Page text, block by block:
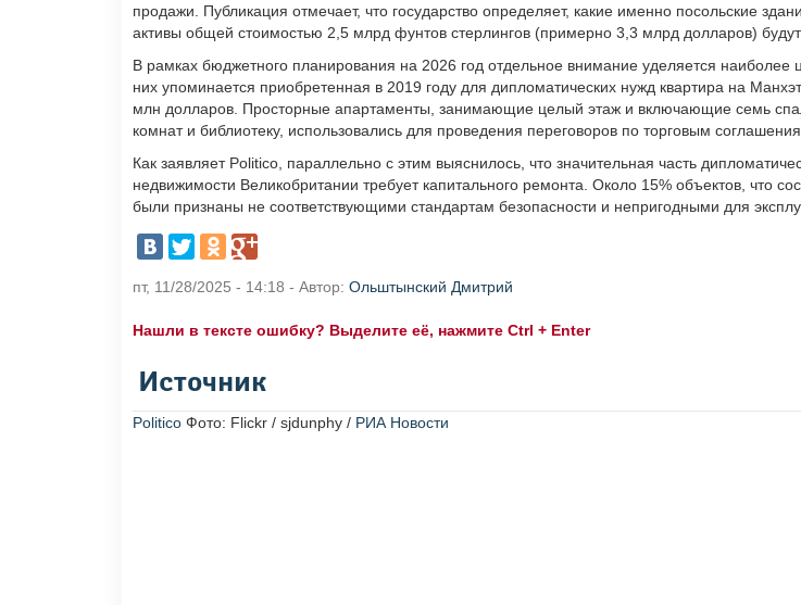
продажи. Публикация отмечает, что государство определяет, какие именно посольские
активы общей стоимостью 2,5 млрд фунтов стерлингов (примерно 3,3 млрд долларов) будут
В рамках бюджетного планирования на 2026 год отдельное внимание уделяется
них упоминается приобретенная в 2019 году для дипломатических нужд квартира на
млн долларов. Просторные апартаменты, занимающие целый этаж и включающие семь
комнат и библиотеку, использовались для проведения переговоров по торговым
Как заявляет Politico, параллельно с этим выяснилось, что значительная часть
недвижимости Великобритании требует капитального ремонта. Около 15% объектов, что
были признаны не соответствующими стандартам безопасности и непригодными для
пт, 11/28/2025 - 14:18 - Автор: Ольштынский Дмитрий
Нашли в тексте ошибку? Выделите её, нажмите Ctrl + Enter
Источник
Politico Фото: Flickr / sjdunphy / РИА Новости